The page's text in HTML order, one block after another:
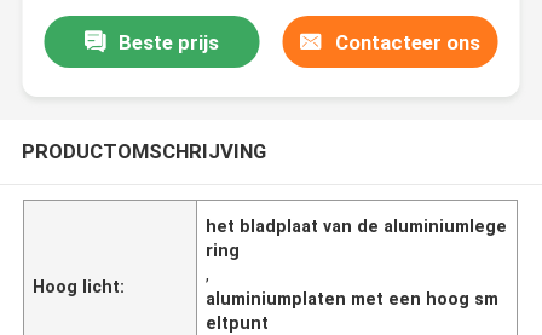
Beste prijs
Contacteer ons
PRODUCTOMSCHRIJVING
Hoog licht:
het bladplaat van de aluminiumlege
ring
,
aluminiumplaten met een hoog sm
eltpunt